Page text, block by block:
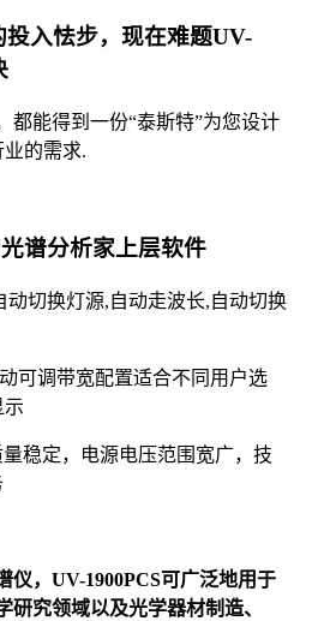
入怯步，现在难题UV-
都能得到一份“泰斯特”为您设计
的需求.
谱分析家上层软件
动切换灯源,自动走波长,自动切换
可调带宽配置适合不同用户选
示
稳定，电源电压范围宽广，技
仪，UV-1900PCS可广泛地用于
研究领域以及光学器材制造、